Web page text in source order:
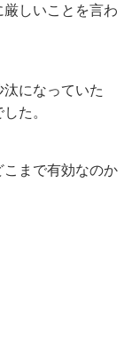
厳しいことを言わ
になっていた
た。
まで有効なのか